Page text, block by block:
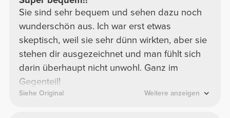
Sie sind sehr bequem und sehen dazu noch
wunderschön aus. Ich war erst etwas
skeptisch, weil sie sehr dünn wirkten, aber sie
stehen dir ausgezeichnet und man fühlt sich
darin überhaupt nicht unwohl. Ganz im
Gegenteil!
Siehe Original Weitere anzeigen